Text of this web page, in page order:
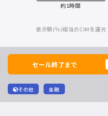
約1時間
表示額(％)相当のCIMを還元
セール終了まで
その他 金融